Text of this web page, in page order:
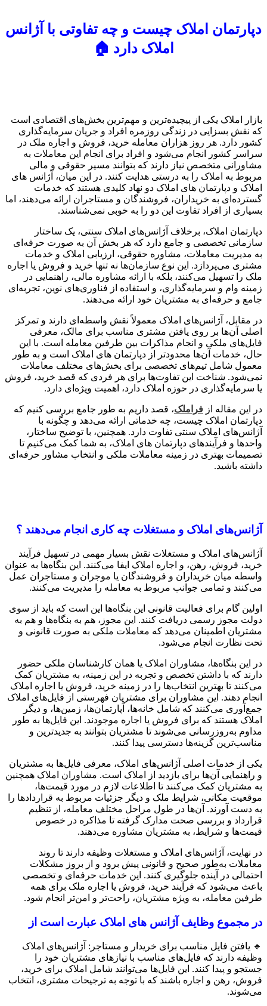
دپارتمان املاک چیست و چه تفاوتی با آژانس
املاک دارد 🏠
بازار املاک یکی از پیچیده‌ترین و مهم‌ترین بخش‌های اقتصادی است
که نقش بسزایی در زندگی روزمره افراد و جریان سرمایه‌گذاری
کشور دارد. هر روز هزاران معامله خرید، فروش و اجاره ملک در
سراسر کشور انجام می‌شود و افراد برای انجام این معاملات به
مشاورانی متخصص نیاز دارند که بتوانند مسیر حقوقی و مالی
مربوط به املاک را به درستی هدایت کنند. در این میان، آژانس های
املاک و دپارتمان های املاک دو نهاد کلیدی هستند که خدمات
گسترده‌ای به خریداران، فروشندگان و مستاجران ارائه می‌دهند، اما
بسیاری از افراد تفاوت این دو را به خوبی نمی‌شناسند.
دپارتمان املاک، برخلاف آژانس‌های املاک سنتی، یک ساختار
سازمانی تخصصی و جامع دارد که هر بخش آن به صورت حرفه‌ای
به مدیریت معاملات، مشاوره حقوقی، ارزیابی املاک و خدمات
مشتری می‌پردازد. این نوع سازمان‌ها نه تنها خرید و فروش یا اجاره
ملک را تسهیل می‌کنند، بلکه با ارائه مشاوره مالی، راهنمایی در
زمینه وام و سرمایه‌گذاری، و استفاده از فناوری‌های نوین، تجربه‌ای
جامع و حرفه‌ای به مشتریان خود ارائه می‌دهند.
در مقابل، آژانس‌های املاک معمولاً نقش واسطه‌ای دارند و تمرکز
اصلی آن‌ها بر روی یافتن مشتری مناسب برای مالک، معرفی
فایل‌های ملکی و انجام مذاکرات بین طرفین معامله است. با این
حال، خدمات آن‌ها محدودتر از دپارتمان های املاک است و به طور
معمول شامل تیم‌های تخصصی برای بخش‌های مختلف معاملات
نمی‌شود. شناخت این تفاوت‌ها برای هر فردی که قصد خرید، فروش
یا سرمایه‌گذاری در حوزه املاک دارد، اهمیت ویژه‌ای دارد.
در این مقاله از فراملک، قصد داریم به طور جامع بررسی کنیم که
دپارتمان املاک چیست، چه خدماتی ارائه می‌دهد و چگونه با
آژانس‌های املاک سنتی تفاوت دارد. همچنین، با توضیح ساختار،
واحدها و فرآیندهای دپارتمان های املاک، به شما کمک می‌کنیم تا
تصمیمات بهتری در زمینه معاملات ملکی و انتخاب مشاور حرفه‌ای
داشته باشید.
آژانس‌های املاک و مستغلات چه کاری انجام می‌دهند ؟
آژانس‌های املاک و مستغلات نقش بسیار مهمی در تسهیل فرآیند
خرید، فروش، رهن، و اجاره املاک ایفا می‌کنند. این بنگاه‌ها به عنوان
واسطه میان خریداران و فروشندگان یا موجران و مستاجران عمل
می‌کنند و تمامی جوانب مربوط به معامله را مدیریت می‌کنند.
اولین گام برای فعالیت قانونی این بنگاه‌ها این است که باید از سوی
دولت مجوز رسمی دریافت کنند. این مجوز، هم به بنگاه‌ها و هم به
مشتریان اطمینان می‌دهد که معاملات ملکی به صورت قانونی و
تحت نظارت انجام می‌شود.
در این بنگاه‌ها، مشاوران املاک یا همان کارشناسان ملکی حضور
دارند که با داشتن تخصص و تجربه در این زمینه، به مشتریان کمک
می‌کنند تا بهترین انتخاب‌ها را در زمینه خرید، فروش یا اجاره املاک
انجام دهند. این مشاوران برای مشتریان فهرستی از فایل‌های املاک
جمع‌آوری می‌کنند که شامل خانه‌ها، آپارتمان‌ها، زمین‌ها، و دیگر
املاک هستند که برای فروش یا اجاره موجودند. این فایل‌ها به طور
مداوم به‌روزرسانی می‌شوند تا مشتریان بتوانند به جدیدترین و
مناسب‌ترین گزینه‌ها دسترسی پیدا کنند.
یکی از خدمات اصلی آژانس‌های املاک، معرفی فایل‌ها به مشتریان
و راهنمایی آن‌ها برای بازدید از املاک است. مشاوران املاک همچنین
به مشتریان کمک می‌کنند تا اطلاعات لازم در مورد قیمت‌ها،
موقعیت مکانی، شرایط ملک و دیگر جزئیات مربوط به قراردادها را
به دست آورند. آن‌ها در طول مراحل مختلف معامله، از تنظیم
قرارداد و بررسی صحت مدارک گرفته تا مذاکره در خصوص
قیمت‌ها و شرایط، به مشتریان مشاوره می‌دهند.
در نهایت، آژانس‌های املاک و مستغلات وظیفه دارند تا روند
معاملات به‌طور صحیح و قانونی پیش برود و از بروز مشکلات
احتمالی در آینده جلوگیری کنند. این خدمات حرفه‌ای و تخصصی
باعث می‌شود که فرآیند خرید، فروش یا اجاره ملک برای همه
طرفین معامله، به ویژه مشتریان، راحت‌تر و امن‌تر انجام شود.
در مجموع وظایف آژانس های املاک عبارت است از
🔹 یافتن فایل مناسب برای خریدار و مستاجر: آژانس‌های املاک
وظیفه دارند که فایل‌های مناسب با نیازهای مشتریان خود را
جستجو و پیدا کنند. این فایل‌ها می‌توانند شامل املاک برای خرید،
فروش، رهن و اجاره باشند که با توجه به ترجیحات مشتری، انتخاب
می‌شوند.